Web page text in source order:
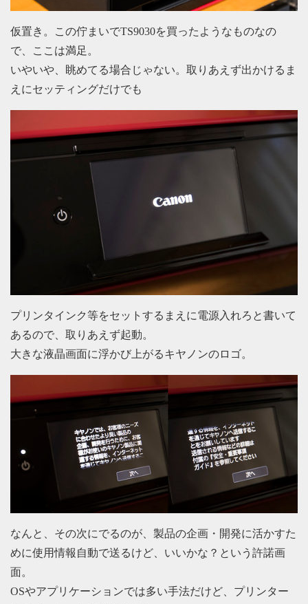
仮置き。この佇まいでTS9030を買ったようなものなの
で、ここは満足。
いやいや、眺めてる場合じゃない。取りあえず出かけるま
えにセッティングだけでも
プリンタインク等をセットするまえに電源入れろと書いて
あるので、取りあえず起動。
大きな液晶画面に浮かび上がるキヤノンのロゴ。
なんと、その次にでるのが、製品の企画・開発に活かすた
めに使用情報自動で送るけど、いいかな？という許諾画
面。
OSやアプリケーションでは多い手法だけど、プリンター